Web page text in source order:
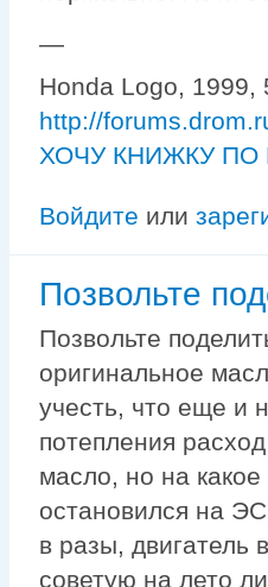
—
Honda Logo, 1999,
http://
ХОЧУ КНИЖКУ ПО
Войдите или
Позвольте
Позвольте
оригинальное
учесть, что еще и
потепления
масло, но на
остановился на
в разы, двигатель
советую на лето